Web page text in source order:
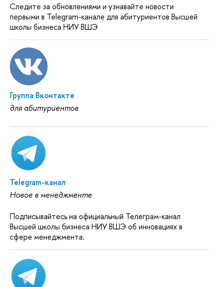
Следите за обновлениями и узнавайте новости
первыми в Telegram-канале для абитуриентов Высшей
школы бизнеса НИУ ВШЭ
Группа Вконтакте
для абитуриентов
Telegram-канал
Новое в менеджменте
Подписывайтесь на официальный Телеграм-канал
Высшей школы бизнеса НИУ ВШЭ об инновациях в
сфере менеджмента.